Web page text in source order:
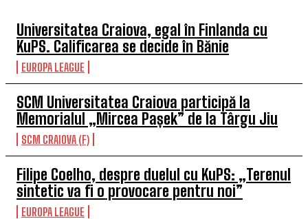
Universitatea Craiova, egal în Finlanda cu
KuPS. Calificarea se decide în Bănie
EUROPA LEAGUE
SCM Universitatea Craiova participă la
Memorialul „Mircea Pașek” de la Târgu Jiu
SCM CRAIOVA (F)
Filipe Coelho, despre duelul cu KuPS: „Terenul
sintetic va fi o provocare pentru noi”
EUROPA LEAGUE